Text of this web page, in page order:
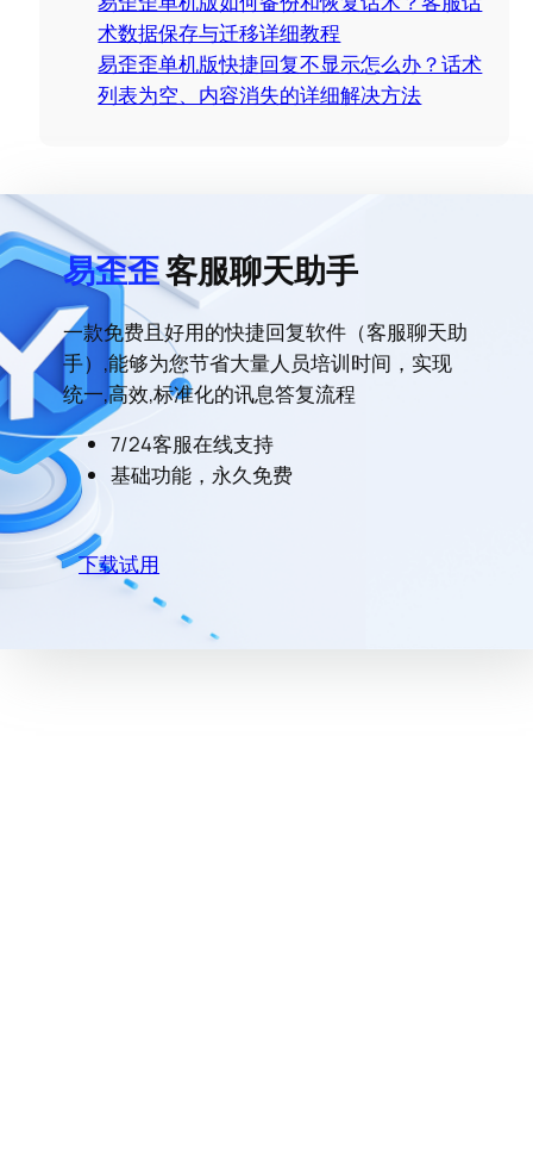
术数据保存与迁移详细教程
易歪歪单机版快捷回复不显示怎么办？话术
列表为空、内容消失的详细解决方法
易歪歪客服聊天助手
一款免费且好用的快捷回复软件（客服聊天助
手）,能够为您节省大量人员培训时间，实现
统一,高效,标准化的讯息答复流程
7/24客服在线支持
基础功能，永久免费
下载试用